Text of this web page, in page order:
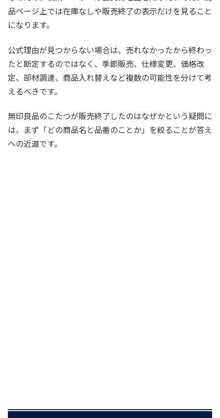
品ページ上では在庫なしや販売終了の表示だけを見ること
になります。
公式理由が見つからない場合は、売れなかったから終わっ
たと断定するのではなく、季節販売、仕様変更、価格改
定、部材調達、商品入れ替えなど複数の可能性を分けて考
えるべきです。
無印良品のこたつが販売終了したのはなぜかという疑問に
は、まず「どの商品名と品番のことか」を絞ることが答え
への近道です。